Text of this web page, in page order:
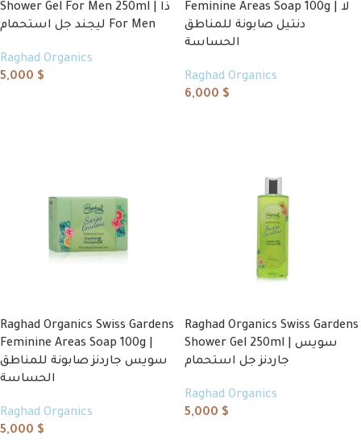
Shower Gel For Men 250ml | ذا
ليجند جل استحمام For Men
Raghad Organics
5,000 $
Feminine Areas Soap 100g | لا
دنتيل صابونة للمناطق
الحساسة
Raghad Organics
6,000 $
Raghad Organics Swiss Gardens
Feminine Areas Soap 100g |
سويس جاردنز صابونة للمناطق
الحساسة
Raghad Organics
5,000 $
Raghad Organics Swiss Gardens
Shower Gel 250ml | سويس
جاردنز جل استحمام
Raghad Organics
5,000 $